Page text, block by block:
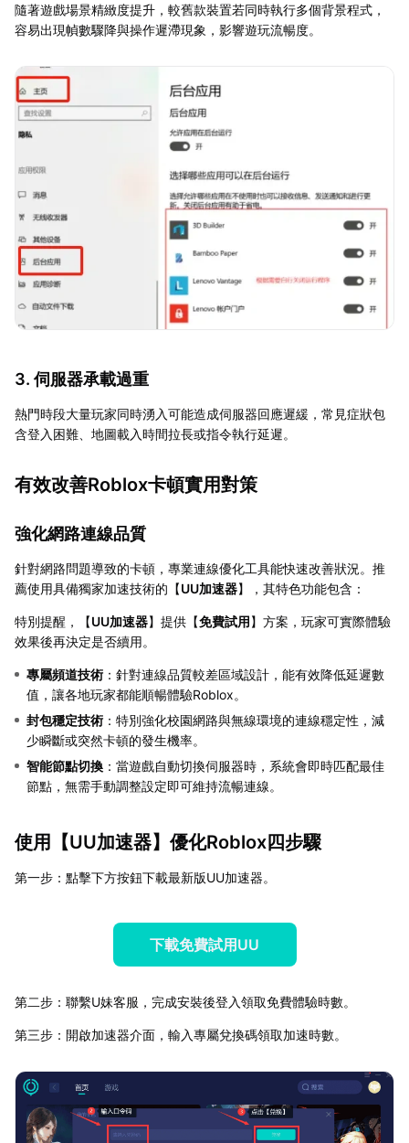
隨著遊戲場景精緻度提升，較舊款裝置若同時執行多個背景程式，
容易出現幀數驟降與操作遲滯現象，影響遊玩流暢度。
3. 伺服器承載過重
熱門時段大量玩家同時湧入可能造成伺服器回應遲緩，常見症狀包
含登入困難、地圖載入時間拉長或指令執行延遲。
有效改善Roblox卡頓實用對策
強化網路連線品質
針對網路問題導致的卡頓，專業連線優化工具能快速改善狀況。推
薦使用具備獨家加速技術的【UU加速器】，其特色功能包含：
特別提醒，【UU加速器】提供【免費試用】方案，玩家可實際體驗
效果後再決定是否續用。
專屬頻道技術 ：針對連線品質較差區域設計，能有效降低延遲數
值，讓各地玩家都能順暢體驗Roblox。
封包穩定技術 ：特別強化校園網路與無線環境的連線穩定性，減
少瞬斷或突然卡頓的發生機率。
智能節點切換 ：當遊戲自動切換伺服器時，系統會即時匹配最佳
節點，無需手動調整設定即可維持流暢連線。
使用【UU加速器】優化Roblox四步驟
第一步：點擊下方按鈕下載最新版UU加速器。
下載免費試用UU
第二步：聯繫U妹客服，完成安裝後登入領取免費體驗時數。
第三步：開啟加速器介面，輸入專屬兌換碼領取加速時數。